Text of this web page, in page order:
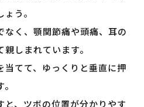
う。
なく、顎関節痛や頭痛、耳の
しまれています。
当てて、ゆっくりと垂直に押
と、ツボの位置が分かりやす